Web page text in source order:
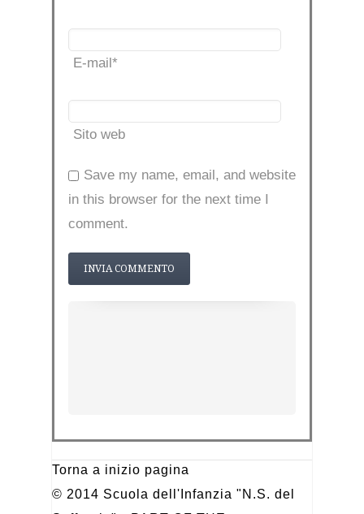
E-mail*
Sito web
Save my name, email, and website
in this browser for the next time I
comment.
Torna a inizio pagina
© 2014 Scuola dell'Infanzia "N.S. del